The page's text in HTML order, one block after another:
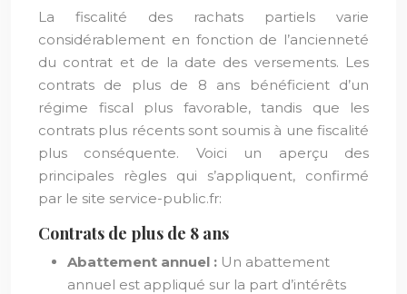
La fiscalité des rachats partiels varie
considérablement en fonction de l’ancienneté
du contrat et de la date des versements. Les
contrats de plus de 8 ans bénéficient d’un
régime fiscal plus favorable, tandis que les
contrats plus récents sont soumis à une fiscalité
plus conséquente. Voici un aperçu des
principales règles qui s’appliquent, confirmé
par le site service-public.fr:
Contrats de plus de 8 ans
Abattement annuel : Un abattement
annuel est appliqué sur la part d’intérêts